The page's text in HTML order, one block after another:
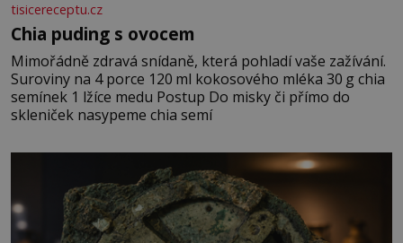
tisicereceptu.cz
Chia puding s ovocem
Mimořádně zdravá snídaně, která pohladí vaše zažívání.
Suroviny na 4 porce 120 ml kokosového mléka 30 g chia
semínek 1 lžíce medu Postup Do misky či přímo do
skleniček nasypeme chia semí